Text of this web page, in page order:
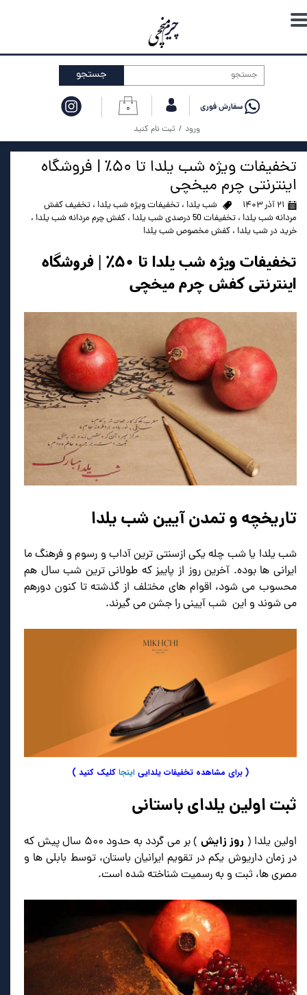
۰
ورود / ثبت نام کنید
حساب کاربری من
تغییر گذر واژه
خروج از حساب کاربری
جستجو
تخفیفات ویژه شب یلدا تا ۵۰٪ | فروشگاه
اینترنتی چرم میخچی
۲۱ آذر ۱۴۰۳ شب یلدا ، تخفیفات ویژه شب یلدا ، تخفیف کفش
مردانه شب یلدا ، تخفیفات 50 درصدی شب یلدا ، کفش چرم مردانه شب یلدا ،
خرید در شب یلدا ، کفش مخصوص شب یلدا
تخفیفات ویژه شب یلدا تا ۵۰٪ | فروشگاه
اینترنتی کفش چرم میخچی
تاریخچه و تمدن آیین شب یلدا
شب یلدا یا شب چله یکی ازسنتی ترین آداب و رسوم و فرهنگ ما
ایرانی ها بوده. آخرین روز از پاییز که طولانی ترین شب سال هم
محسوب می شود، اقوام های مختلف از گذشته تا کنون دورهم
می شوند و این شب آیینی را جشن می گیرند.
( برای مشاهده تخفیفات یلدایی اینجا کلیک کنید )
ثبت اولین یلدای باستانی
اولین یلدا ( روز زایش
) بر می گردد به حدود ۵۰۰ سال پیش که
در زمان داریوش یکم در تقویم ایرانیان باستان، توسط بابلی ها و
مصری ها، ثبت و به رسمیت شناخته شده است.